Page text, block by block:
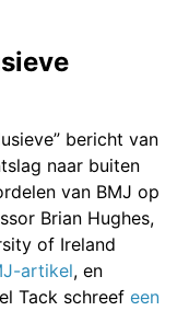
bericht van
naar buiten
van BMJ op
Brian Hughes,
of Ireland
artikel, en
Tack schreef een